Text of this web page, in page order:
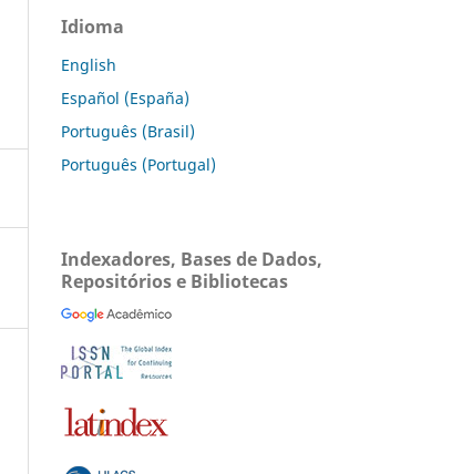
Idioma
English
Español (España)
Português (Brasil)
Português (Portugal)
Indexadores, Bases de Dados,
Repositórios e Bibliotecas